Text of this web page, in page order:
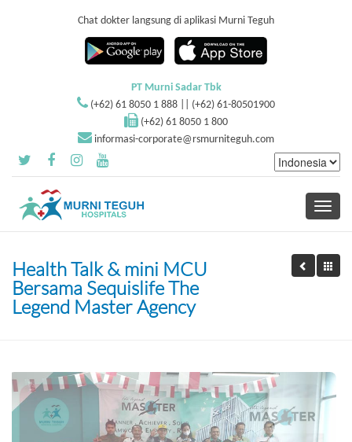
Chat dokter langsung di aplikasi Murni Teguh
PT Murni Sadar Tbk
(+62) 61 8050 1 888 || (+62) 61-80501900
(+62) 61 8050 1 800
informasi-corporate@rsmurniteguh.com
Toggle
Health Talk & mini MCU
Bersama Sequislife The
Legend Master Agency